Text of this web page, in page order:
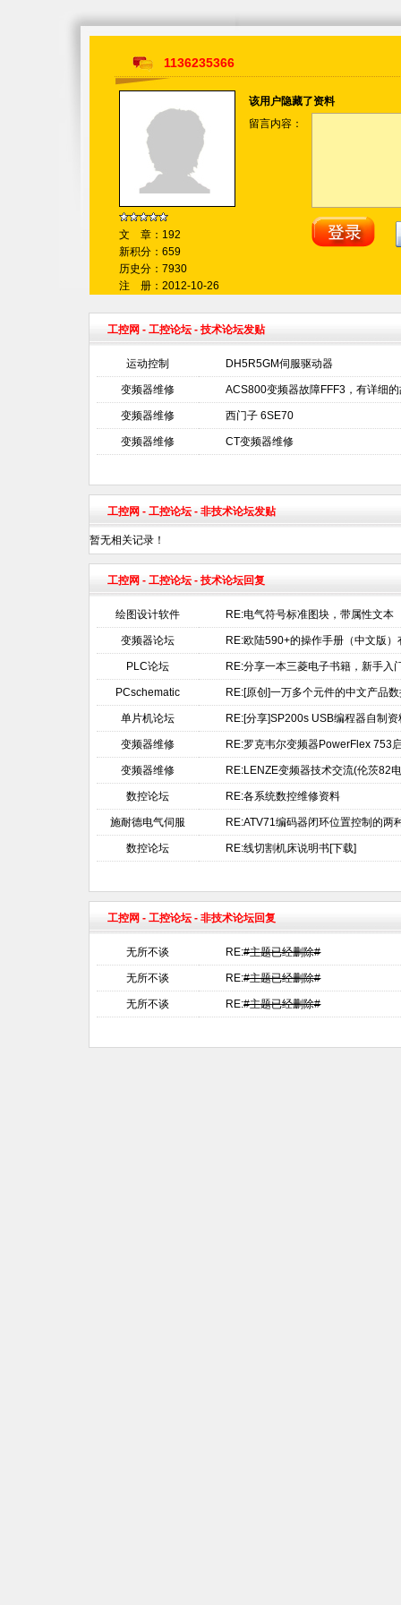
1136235366
文 章：192
新积分：659
历史分：7930
注 册：2012-10-26
该用户隐藏了资料
留言内容：
工控网 - 工控论坛- 技术论坛发贴
运动控制 DH5R5GM伺服驱动器
变频器维修 ACS800变频器故障FFF3，有详细
变频器维修 西门子 6SE70
变频器维修 CT变频器维修
工控网 - 工控论坛- 非技术论坛发贴
暂无相关记录！
工控网 - 工控论坛- 技术论坛回复
绘图设计软件 RE:电气符号标准图块，带属性文本
变频器论坛 RE:欧陆590+的操作手册（中文版）
PLC论坛 RE:分享一本三菱电子书籍，新手入
PCschematic RE:[原创]一万多个元件的中文产品
单片机论坛 RE:[分享]SP200s USB编程器自制资
变频器维修 RE:罗克韦尔变频器PowerFlex 753
变频器维修 RE:LENZE变频器技术交流(伦茨82
数控论坛 RE:各系统数控维修资料
施耐德电气伺服 RE:ATV71编码器闭环位置控制的两
数控论坛 RE:线切割机床说明书[下载]
工控网 - 工控论坛- 非技术论坛回复
无所不谈 RE:#主题已经删除#
无所不谈 RE:#主题已经删除#
无所不谈 RE:#主题已经删除#